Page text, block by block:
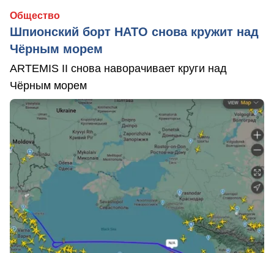
Общество
Шпионский борт НАТО снова кружит над
Чёрным морем
ARTEMIS II снова наворачивает круги над
Чёрным морем